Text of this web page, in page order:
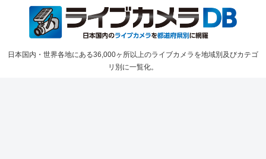
日本国内・世界各地にある36,000ヶ所以上のライブカメラを地域別及びカテゴ
リ別に一覧化。